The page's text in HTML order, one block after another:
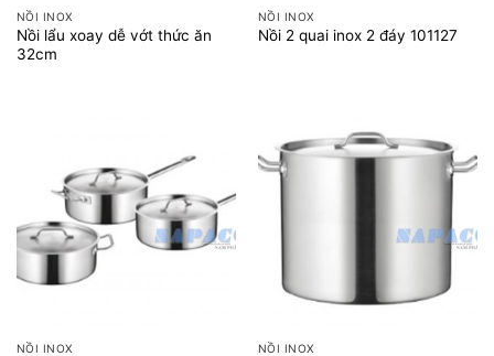
NỒI INOX
Nồi lẩu xoay dễ vớt thức ăn
32cm
NỒI INOX
Nồi 2 quai inox 2 đáy 101127
NỒI INOX NỒI INOX